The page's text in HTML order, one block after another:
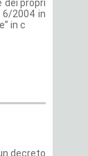
dei propri
6/2004 in
in c
decreto